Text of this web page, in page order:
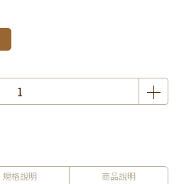
規格說明 商品說明